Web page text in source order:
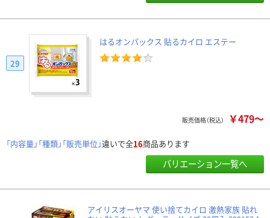
はるオンパックス 貼るカイロ エステー
29
販売価格（税込） ￥479～
「内容量」「種類」「販売単位」違いで全16商品あります
バリエーション一覧へ
アイリスオーヤマ 使い捨てカイロ 激熱家族 貼れ